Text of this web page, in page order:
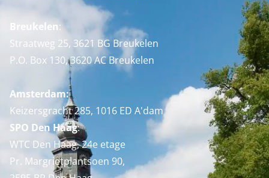
Breukelen:
Straatweg 25, 3621 BG Breukelen
P.O. Box 130, 3620 AC Breukelen
Amsterdam:
Keizersgracht 285, 1016 ED A'dam
SPO Den Haag:
WTC Den Haag, 24e etage
Pr. Margrietplantsoen 90,